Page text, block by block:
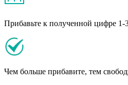
Прибавьте к полученной цифре 1-
Чем больше прибавите, тем